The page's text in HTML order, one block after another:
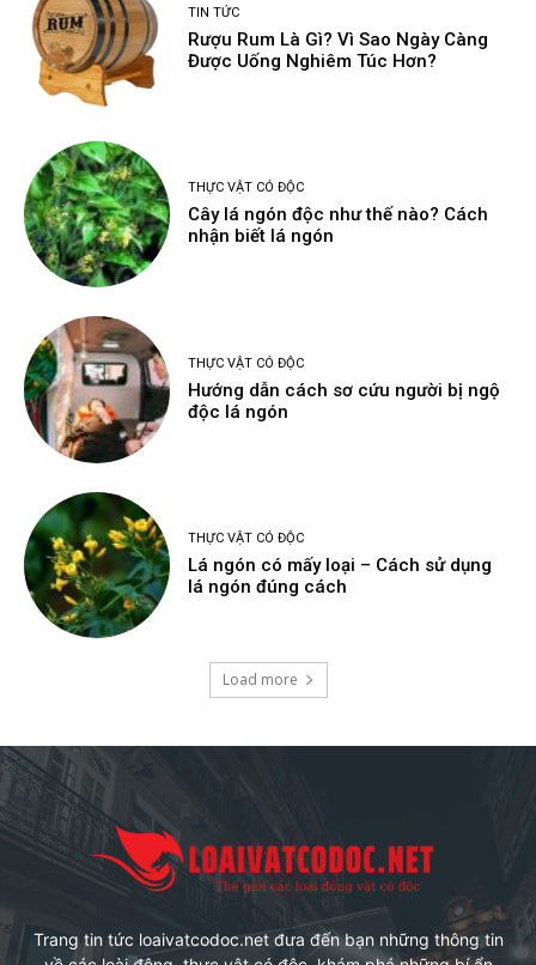
TIN TỨC
Rượu Rum Là Gì? Vì Sao Ngày Càng
Được Uống Nghiêm Túc Hơn?
THỰC VẬT CÓ ĐỘC
Cây lá ngón độc như thế nào? Cách
nhận biết lá ngón
THỰC VẬT CÓ ĐỘC
Hướng dẫn cách sơ cứu người bị ngộ
độc lá ngón
THỰC VẬT CÓ ĐỘC
Lá ngón có mấy loại – Cách sử dụng
lá ngón đúng cách
Load more
Trang tin tức loaivatcodoc.net đưa đến bạn những thông tin